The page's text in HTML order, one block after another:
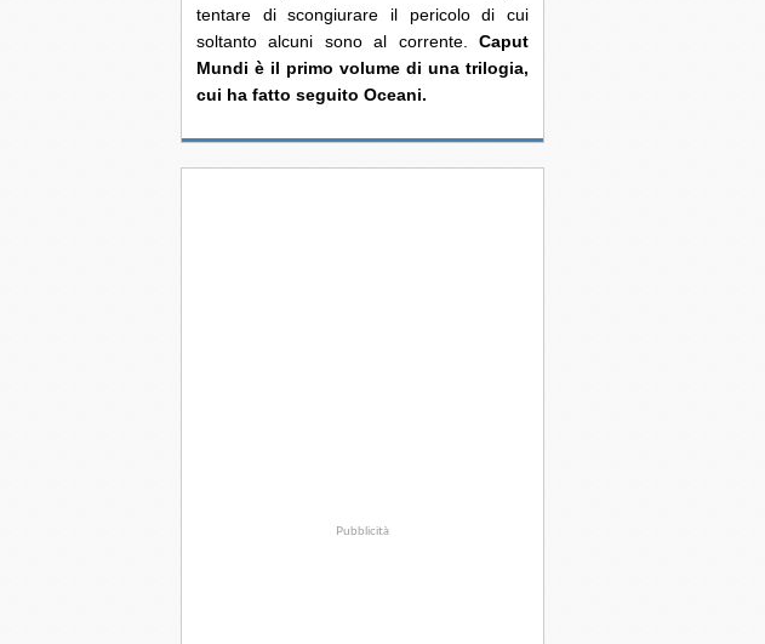
tentare di scongiurare il pericolo di cui
soltanto alcuni sono al corrente. Caput
Mundi è il primo volume di una trilogia,
cui ha fatto seguito Oceani.
Pubblicità